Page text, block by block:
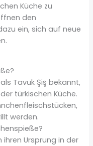
Küche zu
den
ein, sich auf neue
Tavuk Şiş bekannt,
türkischen Küche.
werden.
Ursprung in der